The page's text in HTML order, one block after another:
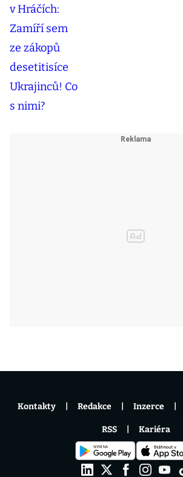
Kontakty Redakce Inzerce
RSS Kariéra